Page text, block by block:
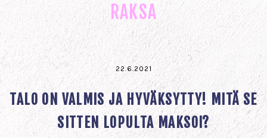
RAKSA
22.6.2021
TALO ON VALMIS JA HYVÄKSYTTY! MITÄ SE
SITTEN LOPULTA MAKSOI?